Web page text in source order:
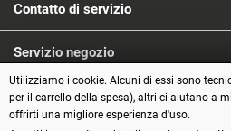
Contatto di servizio
Servizio negozio
Informazioni
Utilizziamo i cookie. Alcuni di essi sono
per il carrello della spesa), altri ci aiutano a
offrirti una migliore esperienza d'uso.